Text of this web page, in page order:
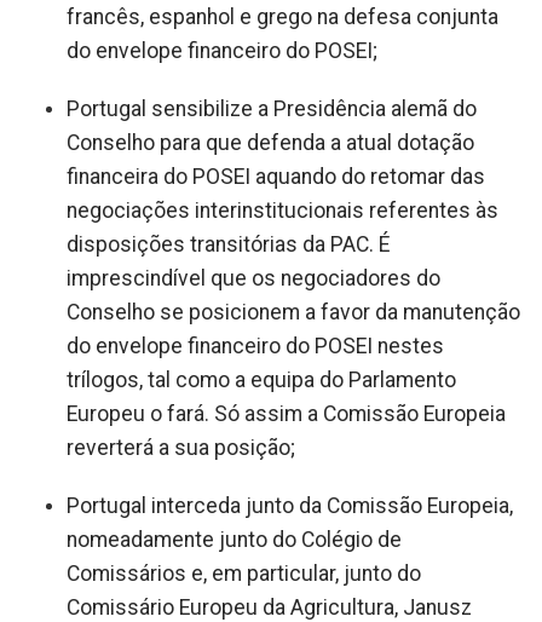
francês, espanhol e grego na defesa conjunta
do envelope financeiro do POSEI;
Portugal sensibilize a Presidência alemã do
Conselho para que defenda a atual dotação
financeira do POSEI aquando do retomar das
negociações interinstitucionais referentes às
disposições transitórias da PAC. É
imprescindível que os negociadores do
Conselho se posicionem a favor da manutenção
do envelope financeiro do POSEI nestes
trílogos, tal como a equipa do Parlamento
Europeu o fará. Só assim a Comissão Europeia
reverterá a sua posição;
Portugal interceda junto da Comissão Europeia,
nomeadamente junto do Colégio de
Comissários e, em particular, junto do
Comissário Europeu da Agricultura, Janusz